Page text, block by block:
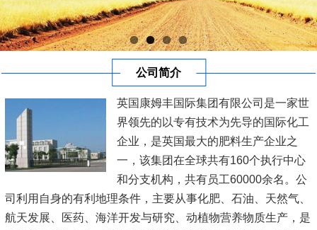
公司简介
英国康姆丰国际集团有限公司是一家世
界领先的以专有技术为先导的国际化工
企业，是英国最大的肥料生产企业之
一，该集团在全球共有160个执行中心
和分支机构，共有员工60000余名。公
司利用自身的有利地理条件，主要从事化肥、石油、天然气、
航天发展、医药、海洋开发与研究、动植物营养物质生产，是